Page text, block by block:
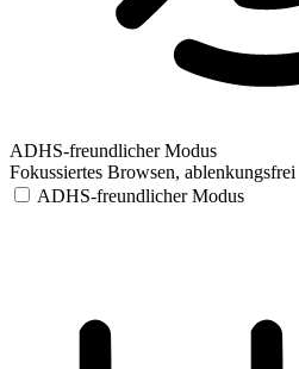
ADHS-freundlicher Modus
Fokussiertes Browsen, ablenkungsfrei
ADHS-freundlicher Modus